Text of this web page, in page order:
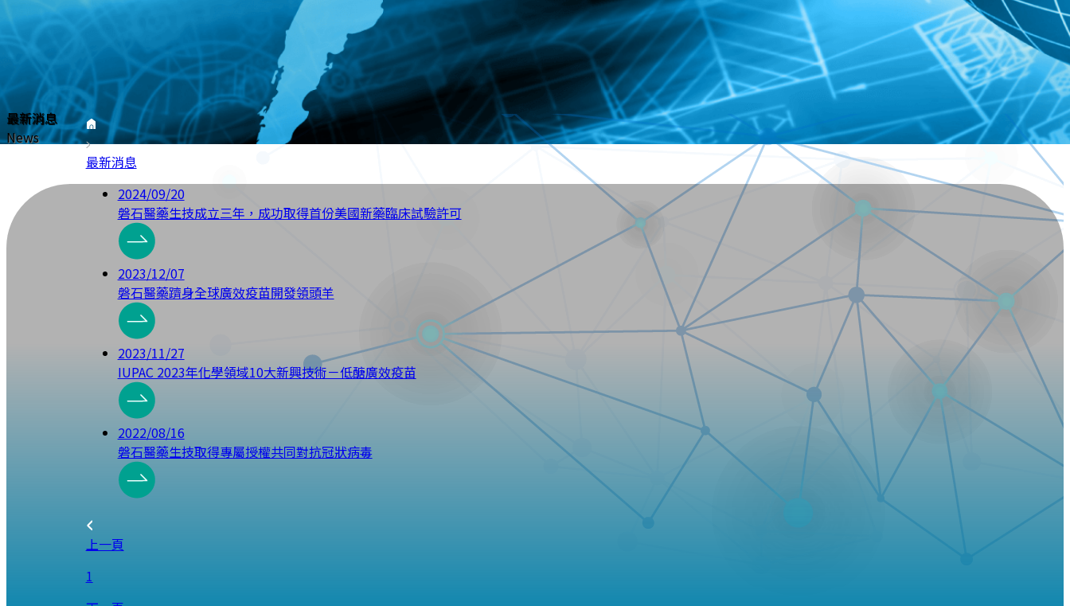
最新消息
News
最新消息
2024/09/20
磐石醫藥生技成立三年，成功取得首份美國新藥臨床試驗許可
2023/12/07
磐石醫藥躋身全球廣效疫苗開發領頭羊
2023/11/27
IUPAC 2023年化學領域10大新興技術－低醣廣效疫苗
2022/08/16
磐石醫藥生技取得專屬授權共同對抗冠狀病毒
上一頁
1